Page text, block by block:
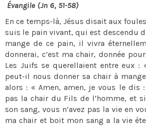
Évangile (Jn 6, 51-58)
En ce temps-là, Jésus disait aux
suis le pain vivant, qui est descendu
mange de ce pain, il vivra
donnerai, c’est ma chair, donnée
Les Juifs se querellaient entre eux :
peut-il nous donner sa chair à
alors : « Amen, amen, je vous le dis
pas la chair du Fils de l’homme, et
son sang, vous n’avez pas la vie en
ma chair et boit mon sang a la vie